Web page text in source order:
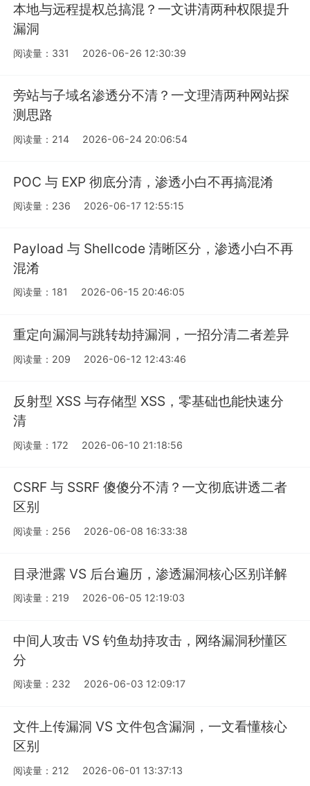
本地与远程提权总搞混？一文讲清两种权限提升
漏洞
阅读量：331 2026-06-26 12:30:39
旁站与子域名渗透分不清？一文理清两种网站探
测思路
阅读量：214 2026-06-24 20:06:54
POC 与 EXP 彻底分清，渗透小白不再搞混淆
阅读量：236 2026-06-17 12:55:15
Payload 与 Shellcode 清晰区分，渗透小白不再
混淆
阅读量：181 2026-06-15 20:46:05
重定向漏洞与跳转劫持漏洞，一招分清二者差异
阅读量：209 2026-06-12 12:43:46
反射型 XSS 与存储型 XSS，零基础也能快速分
清
阅读量：172 2026-06-10 21:18:56
CSRF 与 SSRF 傻傻分不清？一文彻底讲透二者
区别
阅读量：256 2026-06-08 16:33:38
目录泄露 VS 后台遍历，渗透漏洞核心区别详解
阅读量：219 2026-06-05 12:19:03
中间人攻击 VS 钓鱼劫持攻击，网络漏洞秒懂区
分
阅读量：232 2026-06-03 12:09:17
文件上传漏洞 VS 文件包含漏洞，一文看懂核心
区别
阅读量：212 2026-06-01 13:37:13